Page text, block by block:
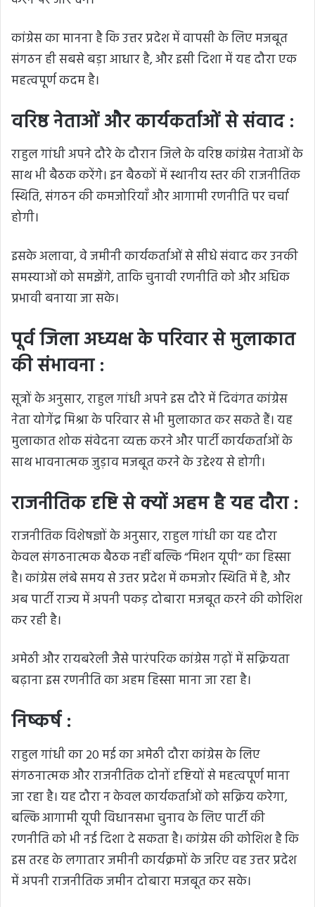
कांग्रेस का मानना है कि उत्तर प्रदेश में वापसी के लिए मजबूत
संगठन ही सबसे बड़ा आधार है, और इसी दिशा में यह दौरा एक
महत्वपूर्ण कदम है।
वरिष्ठ नेताओं और कार्यकर्ताओं से संवाद :
राहुल गांधी अपने दौरे के दौरान जिले के वरिष्ठ कांग्रेस नेताओं के
साथ भी बैठक करेंगे। इन बैठकों में स्थानीय स्तर की राजनीतिक
स्थिति, संगठन की कमजोरियाँ और आगामी रणनीति पर चर्चा
होगी।
इसके अलावा, वे जमीनी कार्यकर्ताओं से सीधे संवाद कर उनकी
समस्याओं को समझेंगे, ताकि चुनावी रणनीति को और अधिक
प्रभावी बनाया जा सके।
पूर्व जिला अध्यक्ष के परिवार से मुलाकात
की संभावना :
सूत्रों के अनुसार, राहुल गांधी अपने इस दौरे में दिवंगत कांग्रेस
नेता योगेंद्र मिश्रा के परिवार से भी मुलाकात कर सकते हैं। यह
मुलाकात शोक संवेदना व्यक्त करने और पार्टी कार्यकर्ताओं के
साथ भावनात्मक जुड़ाव मजबूत करने के उद्देश्य से होगी।
राजनीतिक दृष्टि से क्यों अहम है यह दौरा :
राजनीतिक विशेषज्ञों के अनुसार, राहुल गांधी का यह दौरा
केवल संगठनात्मक बैठक नहीं बल्कि “मिशन यूपी” का हिस्सा
है। कांग्रेस लंबे समय से उत्तर प्रदेश में कमजोर स्थिति में है, और
अब पार्टी राज्य में अपनी पकड़ दोबारा मजबूत करने की कोशिश
कर रही है।
अमेठी और रायबरेली जैसे पारंपरिक कांग्रेस गढ़ों में सक्रियता
बढ़ाना इस रणनीति का अहम हिस्सा माना जा रहा है।
निष्कर्ष :
राहुल गांधी का 20 मई का अमेठी दौरा कांग्रेस के लिए
संगठनात्मक और राजनीतिक दोनों दृष्टियों से महत्वपूर्ण माना
जा रहा है। यह दौरा न केवल कार्यकर्ताओं को सक्रिय करेगा,
बल्कि आगामी यूपी विधानसभा चुनाव के लिए पार्टी की
रणनीति को भी नई दिशा दे सकता है। कांग्रेस की कोशिश है कि
इस तरह के लगातार जमीनी कार्यक्रमों के जरिए वह उत्तर प्रदेश
में अपनी राजनीतिक जमीन दोबारा मजबूत कर सके।